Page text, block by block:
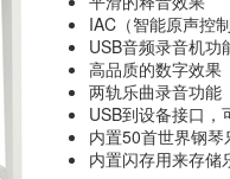
IAC （智能原声控
USB音频录音机功
高品质的数字效果
两轨乐曲录音功能
USB到设备接口，
内置50首世界钢琴
内置闪存用来存储